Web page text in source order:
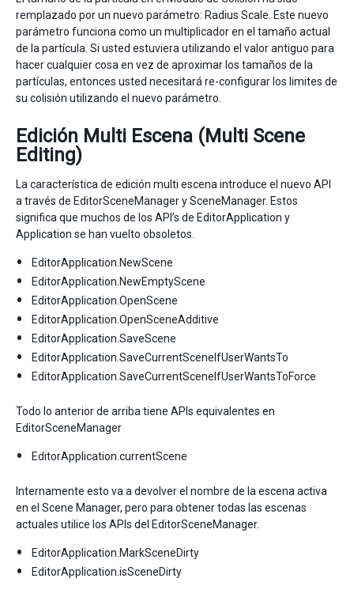
remplazado por un nuevo parámetro: Radius Scale. Este nuevo
parámetro funciona como un multiplicador en el tamaño actual
de la partícula. Si usted estuviera utilizando el valor antiguo para
hacer cualquier cosa en vez de aproximar los tamaños de la
partículas, entonces usted necesitará re-configurar los limites de
su colisión utilizando el nuevo parámetro.
Edición Multi Escena (Multi Scene
Editing)
La característica de edición multi escena introduce el nuevo API
a través de EditorSceneManager y SceneManager. Estos
significa que muchos de los API’s de EditorApplication y
Application se han vuelto obsoletos.
EditorApplication.NewScene
EditorApplication.NewEmptyScene
EditorApplication.OpenScene
EditorApplication.OpenSceneAdditive
EditorApplication.SaveScene
EditorApplication.SaveCurrentSceneIfUserWantsTo
EditorApplication.SaveCurrentSceneIfUserWantsToForce
Todo lo anterior de arriba tiene APIs equivalentes en
EditorSceneManager
EditorApplication.currentScene
Internamente esto va a devolver el nombre de la escena activa
en el Scene Manager, pero para obtener todas las escenas
actuales utilice los APIs del EditorSceneManager.
EditorApplication.MarkSceneDirty
EditorApplication.isSceneDirty